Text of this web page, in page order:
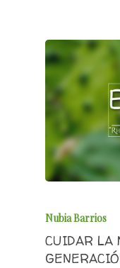
Nubia Barrios
CUIDAR LA